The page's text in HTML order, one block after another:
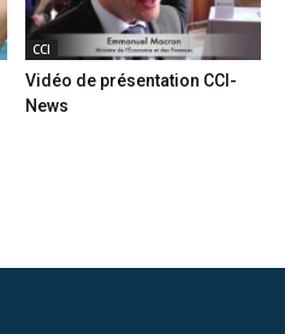
CCI
Vidéo de présentation CCI-
News